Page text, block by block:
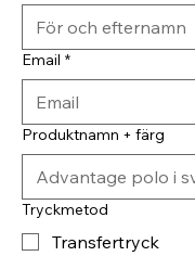
Email *
Produktnamn + färg
Tryckmetod
Transfertryck